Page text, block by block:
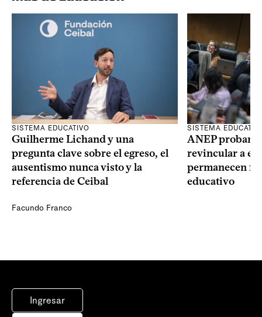
SISTEMA EDUCATIVO
Guilherme Lichand y una
pregunta clave sobre el egreso, el
ausentismo nunca visto y la
referencia de Ceibal
Facundo Franco
SISTEMA
ANEP probará
revincular a
permanecen
educativo
Ingresar